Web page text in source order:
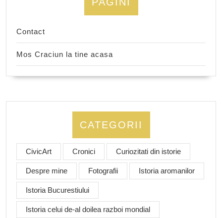
Contact
Mos Craciun la tine acasa
CATEGORII
CivicArt Cronici Curiozitati din istorie
Despre mine Fotografii Istoria aromanilor
Istoria Bucurestiului
Istoria celui de-al doilea razboi mondial